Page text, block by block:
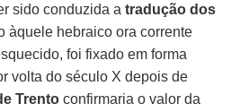
sido conduzida atradução dos
àquele hebraico ora corrente
foi fixado em forma
volta do século X depois de
Trento confirmaria o valor da